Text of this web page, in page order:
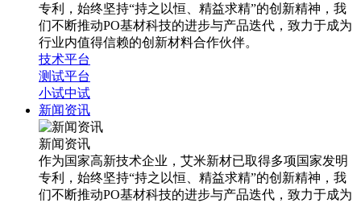
专利，始终坚持“持之以恒、精益求精”的创新精神，我
们不断推动PO基材科技的进步与产品迭代，致力于成为
行业内值得信赖的创新材料合作伙伴。
技术平台
测试平台
小试中试
新闻资讯
新闻资讯
作为国家高新技术企业，艾米新材已取得多项国家发明
专利，始终坚持“持之以恒、精益求精”的创新精神，我
们不断推动PO基材科技的进步与产品迭代，致力于成为